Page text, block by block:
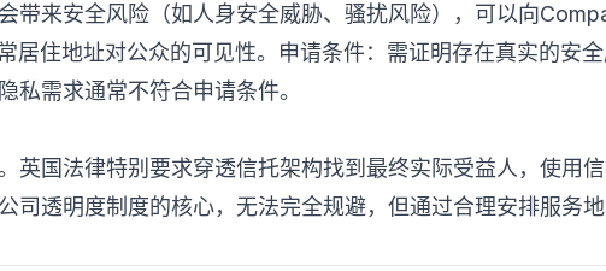
带来安全风险（如人身安全威胁、骚扰风险），可以向
居住地址对公众的可见性。申请条件：需证明存在真实的安
私需求通常不符合申请条件。
英国法律特别要求穿透信托架构找到最终实际受益人，使用
司透明度制度的核心，无法完全规避，但通过合理安排服务